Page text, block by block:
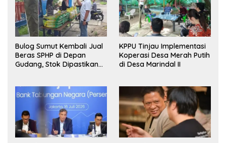
Bulog Sumut Kembali Jual
Beras SPHP di Depan
Gudang, Stok Dipastikan
KPPU Tinjau Implementasi
Koperasi Desa Merah Putih
di Desa Marindal II